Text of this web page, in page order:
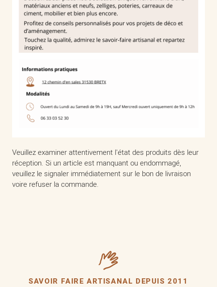
Veuillez examiner attentivement l'état des produits dès leur
réception. Si un article est manquant ou endommagé,
veuillez le signaler immédiatement sur le bon de livraison
voire refuser la commande.
SAVOIR FAIRE ARTISANAL DEPUIS 2011